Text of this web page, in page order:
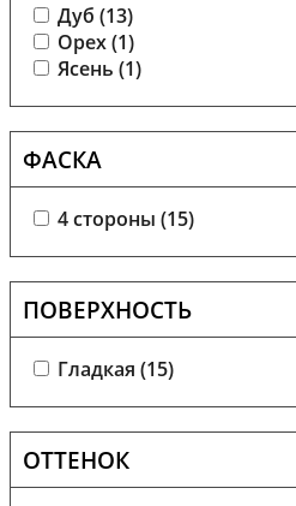
Дуб (13)
Орех (1)
Ясень (1)
ФАСКА
4 стороны (15)
ПОВЕРХНОСТЬ
Гладкая (15)
ОТТЕНОК